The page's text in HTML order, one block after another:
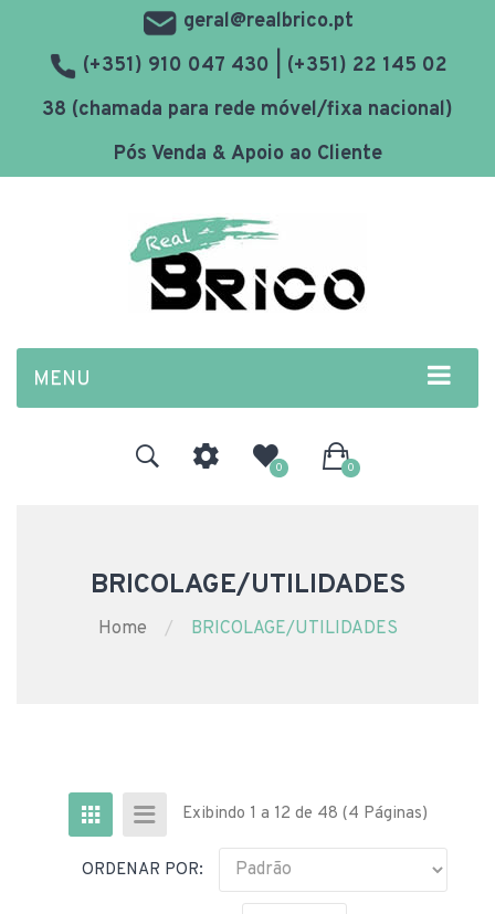
geral@realbrico.pt
(+351) 910 047 430 | (+351) 22 145 02
38 (chamada para rede móvel/fixa nacional)
Pós Venda & Apoio ao Cliente
MENU
0 0
BRICOLAGE/UTILIDADES
Home BRICOLAGE/UTILIDADES
Exibindo 1 a 12 de 48 (4 Páginas)
ORDENAR POR: